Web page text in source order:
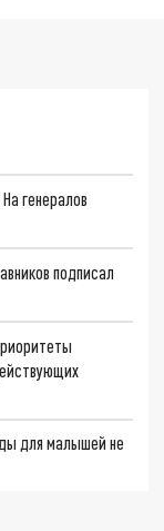
генералов
подписал
для малышей не